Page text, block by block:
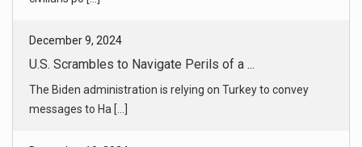
messages to Ha [...]
December 10, 2024
Syrian Military Officials Charged With ...
The officials, Jamil Hassan and Abdul Salam Mahmoud, ran
an infamous p [...]